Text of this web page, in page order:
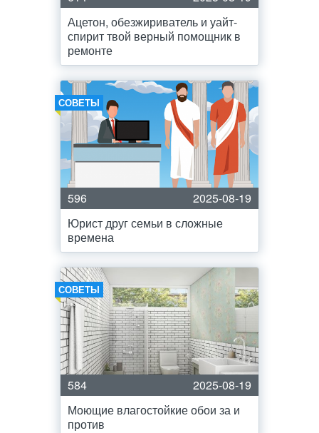
Ацетон, обезжириватель и уайт-
спирит твой верный помощник в
ремонте
СОВЕТЫ
596
2025-08-19
Юрист друг семьи в сложные
времена
СОВЕТЫ
584
2025-08-19
Моющие влагостойкие обои за и
против